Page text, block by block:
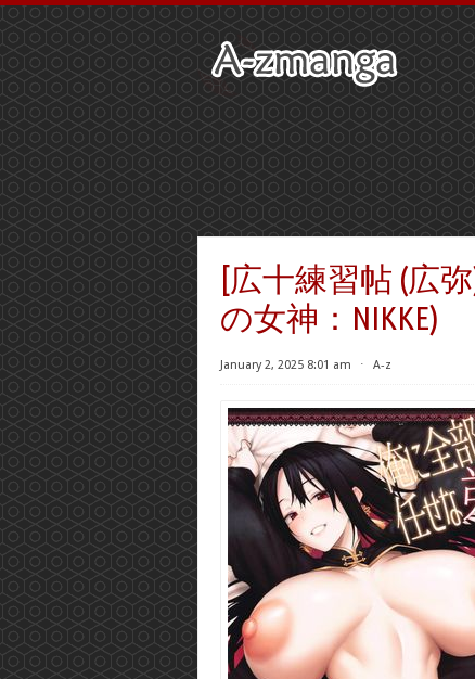
[広十練習帖 (広
の女神：NIKKE)
January 2, 2025 8:01 am ⋅ A-z